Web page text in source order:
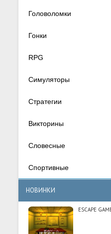
Головоломки
Гонки
RPG
Симуляторы
Стратегии
Викторины
Словесные
Спортивные
НОВИНКИ
ESCAPE